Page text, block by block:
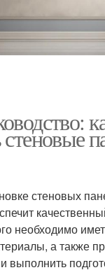
стеновых
необходимо
а также
выполнить